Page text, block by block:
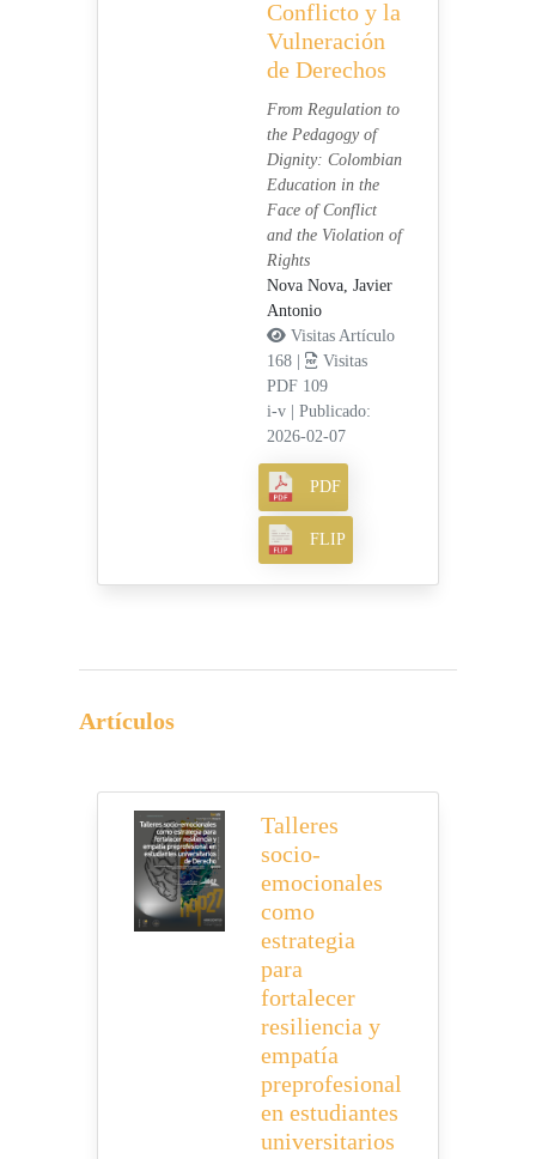
Conflicto y la
Vulneración
de Derechos
From Regulation to
the Pedagogy of
Dignity: Colombian
Education in the
Face of Conflict
and the Violation of
Rights
Nova Nova, Javier
Antonio
Visitas Artículo
168 |
Visitas
PDF 109
i-v
Publicado:
2026-02-07
PDF
FLIP
Artículos
Talleres
socio-
emocionales
como
estrategia
para
fortalecer
resiliencia y
empatía
preprofesional
en estudiantes
universitarios